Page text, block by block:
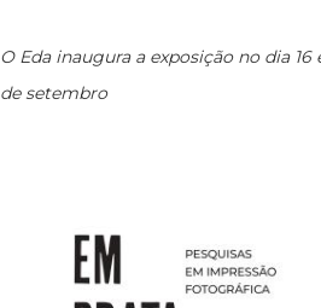
O Eda inaugura a exposição no dia
de setembro